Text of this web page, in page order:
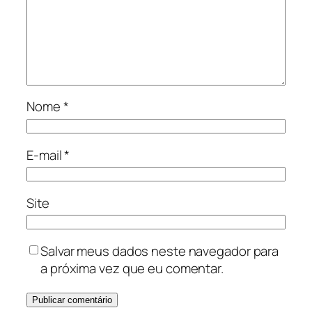
Nome*
E-mail*
Site
Salvar meus dados neste navegador para
a próxima vez que eu comentar.